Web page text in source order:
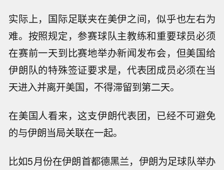
实际上，国际足联夹在美伊之间，似乎也左右为
难。按照规定，参赛球队主教练和重要球员必须
在赛前一天到比赛地举办新闻发布会，但美国给
伊朗队的特殊签证要求是，代表团成员必须在当
天进入并离开美国，不得滞留到第二天。
在美国人看来，这支伊朗代表团，已经不可避免
的与伊朗当局关联在一起。
比如5月份在伊朗首都德黑兰，伊朗为足球队举办